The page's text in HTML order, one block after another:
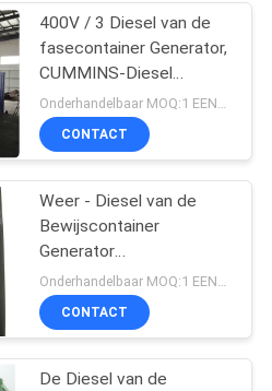
Diesel
set
400V / 3 Diesel van de
fasecontainer Generator,
CUMMINS-Diesel
Generator 1500 KVA
CONTACT
Weer - Diesel van de
Bewijscontainer
Generator
800KW/Bescherming van
de de Oliedruk van
1000KVA de Lage
CONTACT
De Diesel van de